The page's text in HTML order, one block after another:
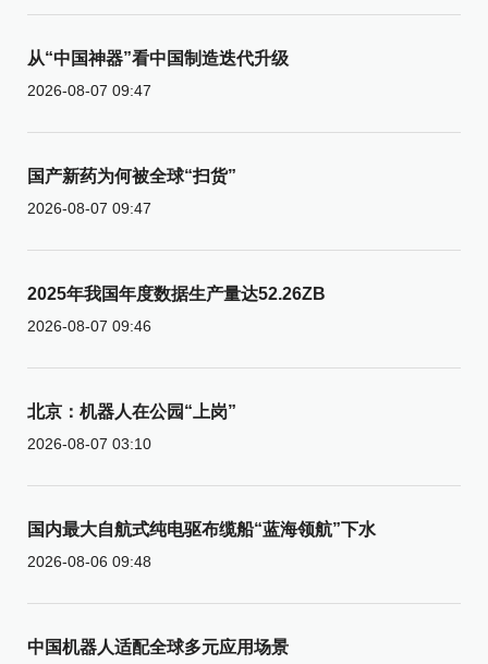
从“中国神器”看中国制造迭代升级
2026-08-07 09:47
国产新药为何被全球“扫货”
2026-08-07 09:47
2025年我国年度数据生产量达52.26ZB
2026-08-07 09:46
北京：机器人在公园“上岗”
2026-08-07 03:10
国内最大自航式纯电驱布缆船“蓝海领航”下水
2026-08-06 09:48
中国机器人适配全球多元应用场景